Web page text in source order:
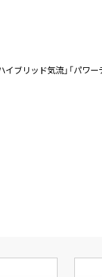
イブリッド気流」「パワ